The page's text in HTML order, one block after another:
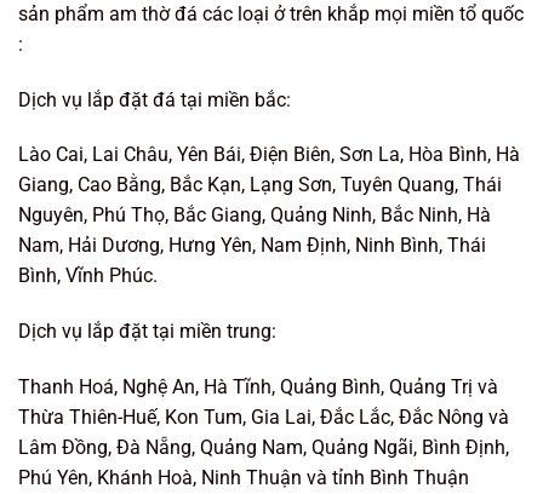
sản phẩm am thờ đá các loại ở trên khắp mọi miền tổ quốc
:
Dịch vụ lắp đặt đá tại miền bắc:
Lào Cai, Lai Châu, Yên Bái, Điện Biên, Sơn La, Hòa Bình, Hà
Giang, Cao Bằng, Bắc Kạn, Lạng Sơn, Tuyên Quang, Thái
Nguyên, Phú Thọ, Bắc Giang, Quảng Ninh, Bắc Ninh, Hà
Nam, Hải Dương, Hưng Yên, Nam Định, Ninh Bình, Thái
Bình, Vĩnh Phúc.
Dịch vụ lắp đặt tại miền trung:
Thanh Hoá, Nghệ An, Hà Tĩnh, Quảng Bình, Quảng Trị và
Thừa Thiên-Huế, Kon Tum, Gia Lai, Đắc Lắc, Đắc Nông và
Lâm Đồng, Đà Nẵng, Quảng Nam, Quảng Ngãi, Bình Định,
Phú Yên, Khánh Hoà, Ninh Thuận và tỉnh Bình Thuận